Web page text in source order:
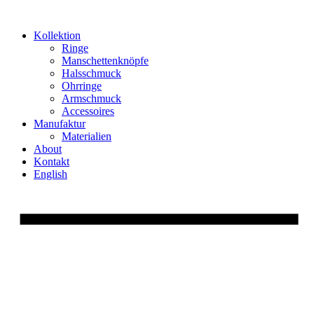
springenKollektion
Ringe
Manschettenknöpfe
Halsschmuck
Ohrringe
Armschmuck
Accessoires
Manufaktur
Materialien
About
Kontakt
English